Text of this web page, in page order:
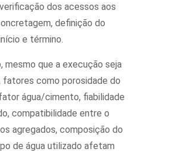
dos acessos aos
definição do
e término.
mesmo que a execução seja
fatores como porosidade do
água/cimento, fiabilidade
compatibilidade entre o
agregados, composição do
de água utilizado afetam